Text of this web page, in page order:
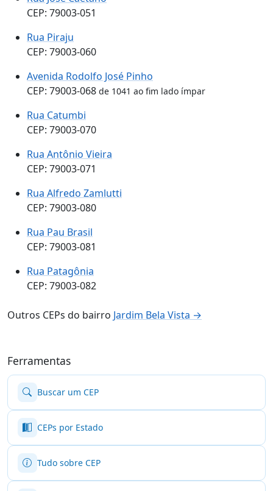
CEP: 79003-051
Rua Piraju
CEP: 79003-060
Avenida Rodolfo José Pinho
CEP: 79003-068 de 1041 ao fim lado ímpar
Rua Catumbi
CEP: 79003-070
Rua Antônio Vieira
CEP: 79003-071
Rua Alfredo Zamlutti
CEP: 79003-080
Rua Pau Brasil
CEP: 79003-081
Rua Patagônia
CEP: 79003-082
Outros CEPs do bairro Jardim Bela Vista →
Ferramentas
Buscar um CEP
CEPs por Estado
Tudo sobre CEP